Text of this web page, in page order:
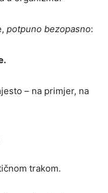
potpuno bezopasno:
– na primjer, na
trakom.